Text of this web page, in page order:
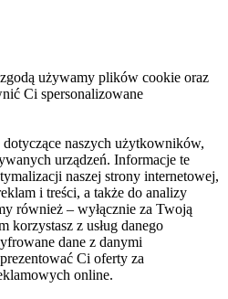
używamy plików cookie oraz
Ci spersonalizowane
naszych użytkowników,
urządzeń. Informacje te
naszej strony internetowej,
i treści, a także do analizy
również – wyłącznie za Twoją
korzystasz z usług danego
dane z danymi
Ci oferty za
online.